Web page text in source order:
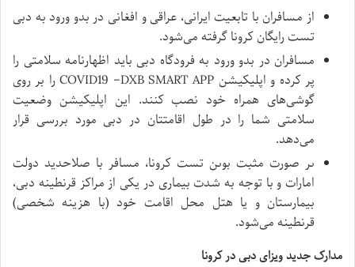
از مسافران با تابعیت ایرانی، عراقی و افغانی در بدو ورود به دبی
تست رایگان کرونا گرفته می‌شود.
مسافران در بدو ورود به فرودگاه دبی باید اظهارنامه سلامتی را
پر کرده و اپلیکیشن COVID19 –DXB SMART APP را بر روی
گوشی‌های همراه خود نصب کنند. این اپلیکیشن وضعیت
سلامتی شما را در طول اقامتتان در دبی مورد بررسی قرار
می‌دهد.
ىر صورت مثبت بوىن تست كرونا، مسافر با صلاحدید دولت
امارات و با توجه به شدت بیماری در یکی از مراکز قرنطینه دبی،
بیمارستان و یا هتل محل اقامت خود (با هزینه شخصی)
قرنطینه می‌شود.
مدارک جدید ویزای دبی در کرونا